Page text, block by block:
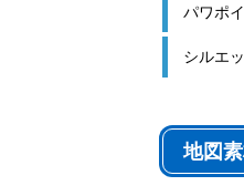
パワポ
シルエ
地図